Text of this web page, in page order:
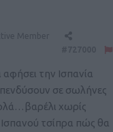
Member
την Ισπανία
σε σωλήνες
χωρίς
τσίπρα πώς θα